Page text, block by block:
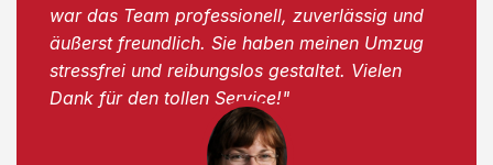
war das Team professionell, zuverlässig und
äußerst freundlich. Sie haben meinen Umzug
stressfrei und reibungslos gestaltet. Vielen
Dank für den tollen Service!"